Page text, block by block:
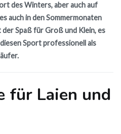
des Winters, aber auch auf
auch in den Sommermonaten
Spaß für Groß und Klein, es
Sport professionell als
für Laien und